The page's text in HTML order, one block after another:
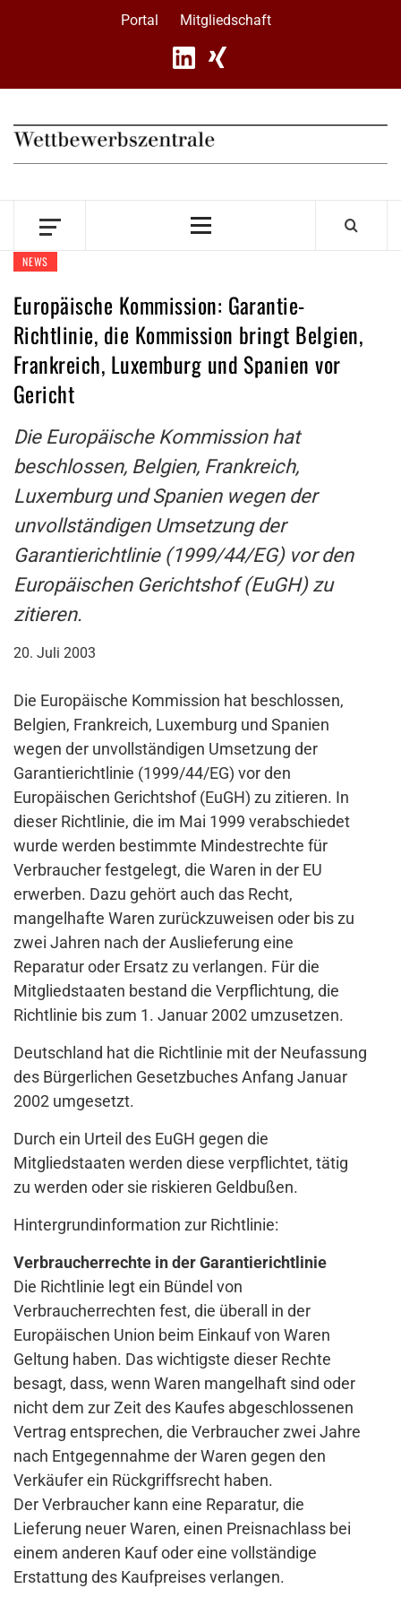
Portal Mitgliedschaft
Primary
NEWS
Europäische Kommission: Garantie-
Richtlinie, die Kommission bringt Belgien,
Frankreich, Luxemburg und Spanien vor
Gericht
Die Europäische Kommission hat
beschlossen, Belgien, Frankreich,
Luxemburg und Spanien wegen der
unvollständigen Umsetzung der
Garantierichtlinie (1999/44/EG) vor den
Europäischen Gerichtshof (EuGH) zu
zitieren.
20. Juli 2003
Die Europäische Kommission hat beschlossen,
Belgien, Frankreich, Luxemburg und Spanien
wegen der unvollständigen Umsetzung der
Garantierichtlinie (1999/44/EG) vor den
Europäischen Gerichtshof (EuGH) zu zitieren. In
dieser Richtlinie, die im Mai 1999 verabschiedet
wurde werden bestimmte Mindestrechte für
Verbraucher festgelegt, die Waren in der EU
erwerben. Dazu gehört auch das Recht,
mangelhafte Waren zurückzuweisen oder bis zu
zwei Jahren nach der Auslieferung eine
Reparatur oder Ersatz zu verlangen. Für die
Mitgliedstaaten bestand die Verpflichtung, die
Richtlinie bis zum 1. Januar 2002 umzusetzen.
Deutschland hat die Richtlinie mit der Neufassung
des Bürgerlichen Gesetzbuches Anfang Januar
2002 umgesetzt.
Durch ein Urteil des EuGH gegen die
Mitgliedstaaten werden diese verpflichtet, tätig
zu werden oder sie riskieren Geldbußen.
Hintergrundinformation zur Richtlinie:
Verbraucherrechte in der Garantierichtlinie
Die Richtlinie legt ein Bündel von
Verbraucherrechten fest, die überall in der
Europäischen Union beim Einkauf von Waren
Geltung haben. Das wichtigste dieser Rechte
besagt, dass, wenn Waren mangelhaft sind oder
nicht dem zur Zeit des Kaufes abgeschlossenen
Vertrag entsprechen, die Verbraucher zwei Jahre
nach Entgegennahme der Waren gegen den
Verkäufer ein Rückgriffsrecht haben.
Der Verbraucher kann eine Reparatur, die
Lieferung neuer Waren, einen Preisnachlass bei
einem anderen Kauf oder eine vollständige
Erstattung des Kaufpreises verlangen.